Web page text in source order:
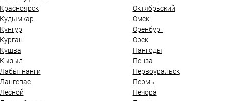
Красноярск
Кудымкар
Кунгур
Курган
Кушва
Кызыл
Лабытнанги
Лангепас
Лесной
Октябрьский
Омск
Оренбург
Орск
Пангоды
Пенза
Первоуральск
Пермь
Печора